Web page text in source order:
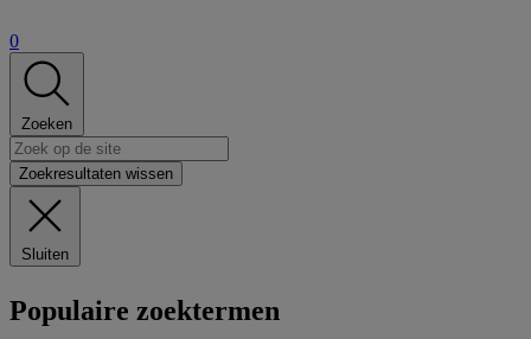
0
Zoeken
Zoekresultaten wissen
Sluiten
Populaire zoektermen